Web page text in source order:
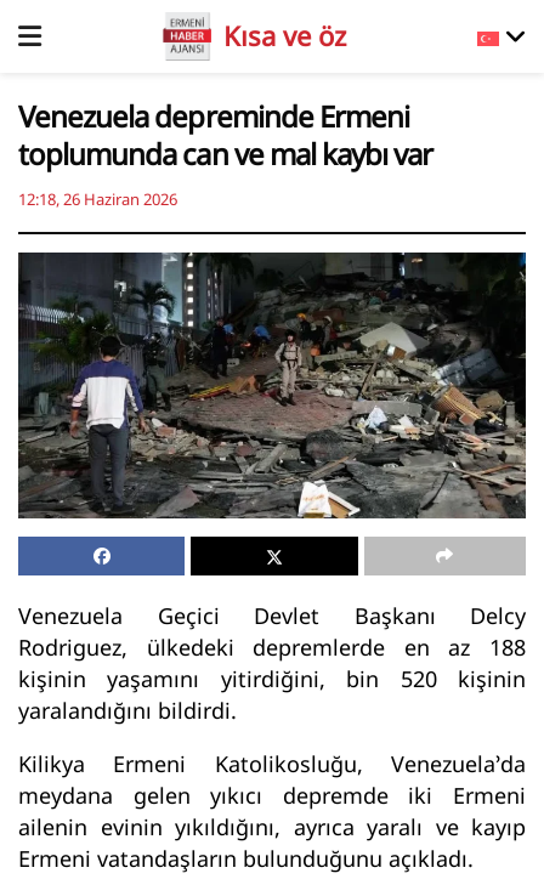
Kısa ve öz
Venezuela depreminde Ermeni
toplumunda can ve mal kaybı var
12:18, 26 Haziran 2026
Venezuela Geçici Devlet Başkanı Delcy
Rodriguez, ülkedeki depremlerde en az 188
kişinin yaşamını yitirdiğini, bin 520 kişinin
yaralandığını bildirdi.
Kilikya Ermeni Katolikosluğu, Venezuela’da
meydana gelen yıkıcı depremde iki Ermeni
ailenin evinin yıkıldığını, ayrıca yaralı ve kayıp
Ermeni vatandaşların bulunduğunu açıkladı.